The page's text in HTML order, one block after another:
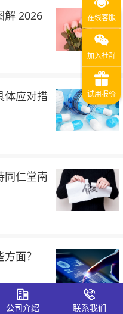
解 2026
体应对措
同仁堂南
面？
公司介绍 联系我们